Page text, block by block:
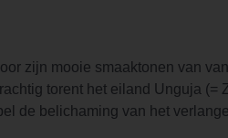
zijn mooie smaaktonen van
torent het eiland Unguja
de belichaming van het